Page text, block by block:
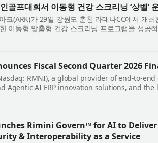
골프대회서 이동형 건강 스크리닝 ‘상벨’
크(ARK)가 29일 강원도 춘천 라데나CC에서 개최
이동형 맞춤형 건강 스크리닝 프로그램을 성공
서포터 약...
Fiscal Second Quarter 2026
RMNI), a global provider of end-to-
Agentic AI ERP innovation solutions, and
software, today an...
Rimini Govern™ for AI to
& Interoperability as a Service